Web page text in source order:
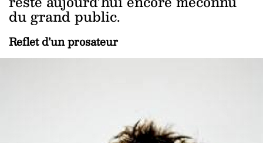
du grand public.
Reflet d’un prosateur